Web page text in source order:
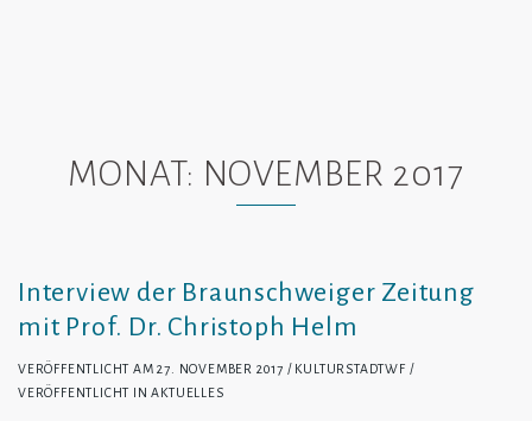
MONAT: NOVEMBER 2017
Interview der Braunschweiger Zeitung
mit Prof. Dr. Christoph Helm
VERÖFFENTLICHT AM27. NOVEMBER 2017
KULTURSTADTWF
VERÖFFENTLICHT INAKTUELLES